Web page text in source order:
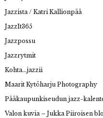
Jazzista / Katri Kallionpää
JazzIt365
Jazzpossu
Jazzrytmit
Kohta…jazzii
Maarit Kytöharju Photography
Pääkaupunkiseudun jazz-
Valon kuvia – Jukka Piiroisen